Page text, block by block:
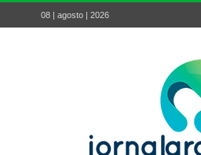
08 | agosto | 2026